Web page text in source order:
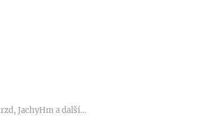
JachyHm a další…